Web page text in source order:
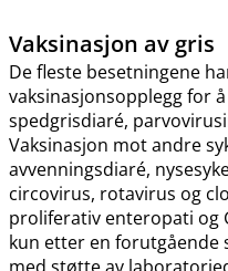
Vaksinasjon av gris
De fleste besetningene
vaksinasjonsopplegg for
spedgrisdiaré,
Vaksinasjon mot andre
avvenningsdiaré,
circovirus, rotavirus og
proliferativ enteropati og
kun etter en forutgående